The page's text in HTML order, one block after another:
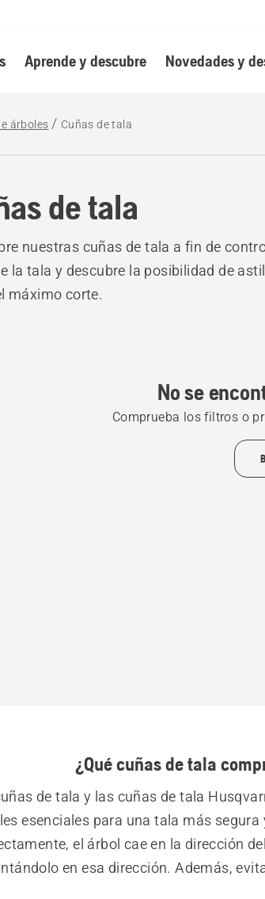
Aprende y descubre Novedades y
árboles Cuñas de tala
de tala
nuestras cuñas de tala a fin de
la tala y descubre la posibilidad de
máximo corte.
No se
Comprueba los filtros o
¿Qué cuñas de tala
de tala y las cuñas de tala
esenciales para una tala más segura
el árbol cae en la dirección
en esa dirección. Además,